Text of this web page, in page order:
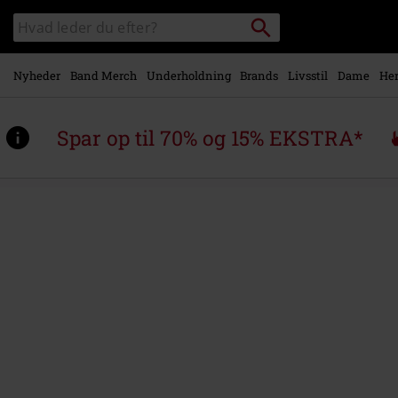
Gå til
hovedindhold
Søg
sortiment
Søg
Nyheder Band Merch Underholdning Brands Livsstil Dame
Spar op til 70% og 15% EKSTRA*